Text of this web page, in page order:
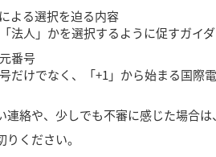
よる選択を迫る内容
法人」かを選択するように促すガイダ
番号
だけでなく、「+1」から始まる国際
連絡や、少しでも不審に感じた場合
ください。